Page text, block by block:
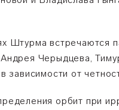
Штурма встречаются
Черыдцева,
зависимости от
орбит при